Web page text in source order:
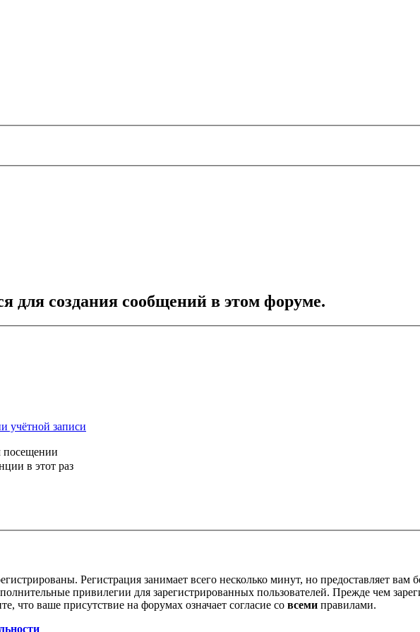
для создания сообщений в этом форуме.
учётной записи
посещении
в этот раз
Регистрация занимает всего несколько минут, но предоставляет
привилегии для зарегистрированных пользователей. Прежде чем
ваше присутствие на форумах означает согласие со всеми правилами.